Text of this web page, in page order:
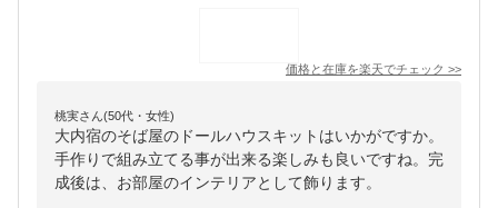
価格と在庫を楽天でチェック >>
桃実さん(50代・女性)
大内宿のそば屋のドールハウスキットはいかがですか。
手作りで組み立てる事が出来る楽しみも良いですね。完
成後は、お部屋のインテリアとして飾ります。